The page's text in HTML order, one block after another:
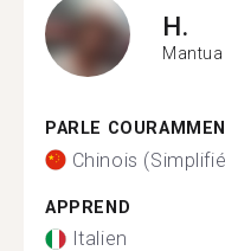
H.
Mantua
PARLE
Chinois
APPREND
Italien